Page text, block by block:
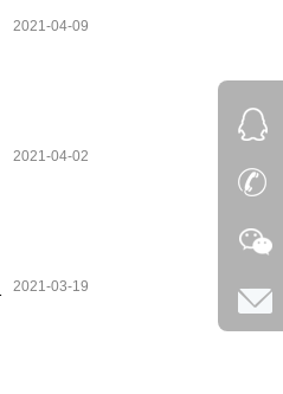
2021-04-09
2021-04-02
2021-03-19